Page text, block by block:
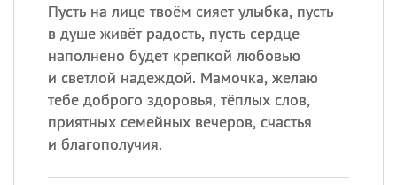
Пусть на лице твоём сияет улыбка, пусть
в душе живёт радость, пусть сердце
наполнено будет крепкой любовью
и светлой надеждой. Мамочка, желаю
тебе доброго здоровья, тёплых слов,
приятных семейных вечеров, счастья
и благополучия.